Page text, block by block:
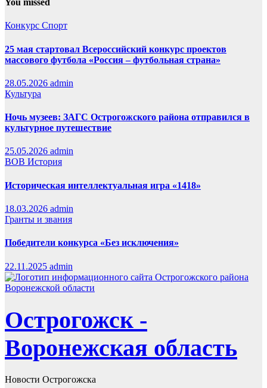
You missed
Конкурс Спорт
25 мая стартовал Всероссийский конкурс проектов
массового футбола «Россия – футбольная страна»
28.05.2026 admin
Культура
Ночь музеев: ЗАГС Острогожского района отправился в
культурное путешествие
25.05.2026 admin
ВОВ История
Историческая интеллектуальная игра «1418»
18.03.2026 admin
Гранты и звания
Победители конкурса «Без исключения»
22.11.2025 admin
Острогожск -
Воронежская область
Новости Острогожска